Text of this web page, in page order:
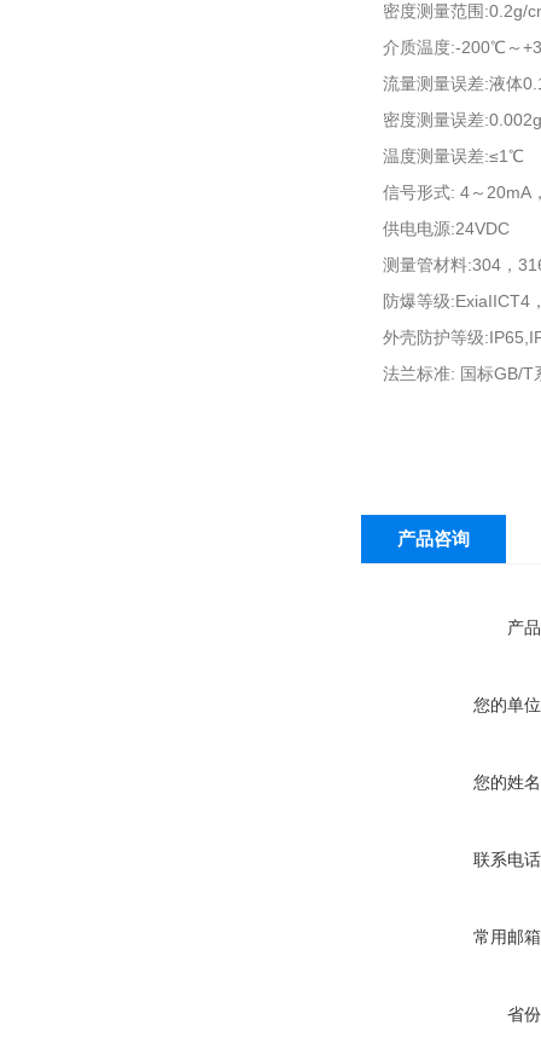
密度测量范围:0.2g/
介质温度:-200℃～
流量测量误差:液体
密度测量误差
温度测量误差:≤1℃
信号形式: 4～20mA
供电电源:24VDC
测量管材料:304，
防爆等级:ExiaIICT4
外壳防护等级
法兰标准: 国标GB/T
产品咨询
产
您的单
您的姓
联系电
常用邮
省